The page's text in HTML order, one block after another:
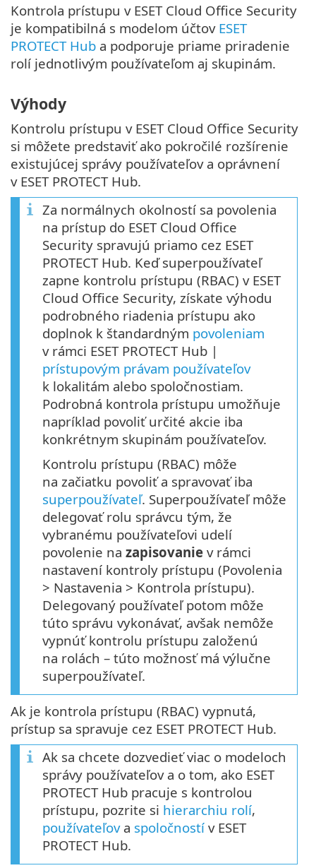
Kontrola prístupu v ESET Cloud Office Security
je kompatibilná s modelom účtov ESET
PROTECT Hub a podporuje priame priradenie
rolí jednotlivým používateľom aj skupinám.
Výhody
Kontrolu prístupu v ESET Cloud Office Security
si môžete predstaviť ako pokročilé rozšírenie
existujúcej správy používateľov a oprávnení
v ESET PROTECT Hub.
Za normálnych okolností sa povolenia
na prístup do ESET Cloud Office
Security spravujú priamo cez ESET
PROTECT Hub. Keď superpoužívateľ
zapne kontrolu prístupu (RBAC) v ESET
Cloud Office Security, získate výhodu
podrobného riadenia prístupu ako
doplnok k štandardným povoleniam
v rámci ESET PROTECT Hub |
prístupovým právam používateľov
k lokalitám alebo spoločnostiam.
Podrobná kontrola prístupu umožňuje
napríklad povoliť určité akcie iba
konkrétnym skupinám používateľov.
Kontrolu prístupu (RBAC) môže
na začiatku povoliť a spravovať iba
superpoužívateľ. Superpoužívateľ môže
delegovať rolu správcu tým, že
vybranému používateľovi udelí
povolenie na zapisovanie v rámci
nastavení kontroly prístupu (Povolenia
> Nastavenia > Kontrola prístupu).
Delegovaný používateľ potom môže
túto správu vykonávať, avšak nemôže
vypnúť kontrolu prístupu založenú
na rolách – túto možnosť má výlučne
superpoužívateľ.
Ak je kontrola prístupu (RBAC) vypnutá,
prístup sa spravuje cez ESET PROTECT Hub.
Ak sa chcete dozvedieť viac o modeloch
správy používateľov a o tom, ako ESET
PROTECT Hub pracuje s kontrolou
prístupu, pozrite si hierarchiu rolí,
používateľova spoločností v ESET
PROTECT Hub.